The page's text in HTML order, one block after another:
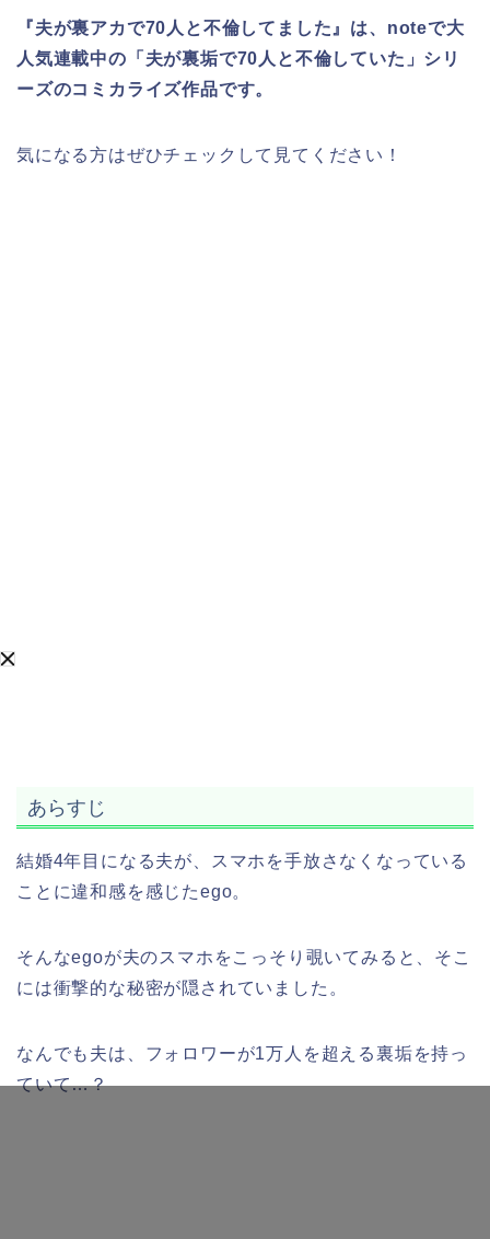
『夫が裏アカで70人と不倫してました』は、noteで大
人気連載中の「夫が裏垢で70人と不倫していた」シリ
ーズのコミカライズ作品です。
気になる方はぜひチェックして見てください！
あらすじ
結婚4年目になる夫が、スマホを手放さなくなっている
ことに違和感を感じたego。
そんなegoが夫のスマホをこっそり覗いてみると、そこ
には衝撃的な秘密が隠されていました。
なんでも夫は、フォロワーが1万人を超える裏垢を持っ
ていて…？